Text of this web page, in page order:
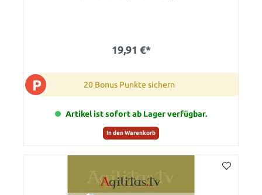
19,91 €*
P 20 Bonus Punkte sichern
Artikel ist sofort ab Lager verfügbar.
In den Warenkorb